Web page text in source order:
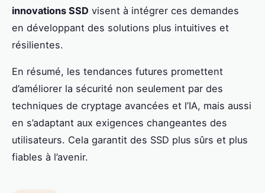
innovations SSD visent à intégrer ces demandes
en développant des solutions plus intuitives et
résilientes.
En résumé, les tendances futures promettent
d’améliorer la sécurité non seulement par des
techniques de cryptage avancées et l’IA, mais aussi
en s’adaptant aux exigences changeantes des
utilisateurs. Cela garantit des SSD plus sûrs et plus
fiables à l’avenir.